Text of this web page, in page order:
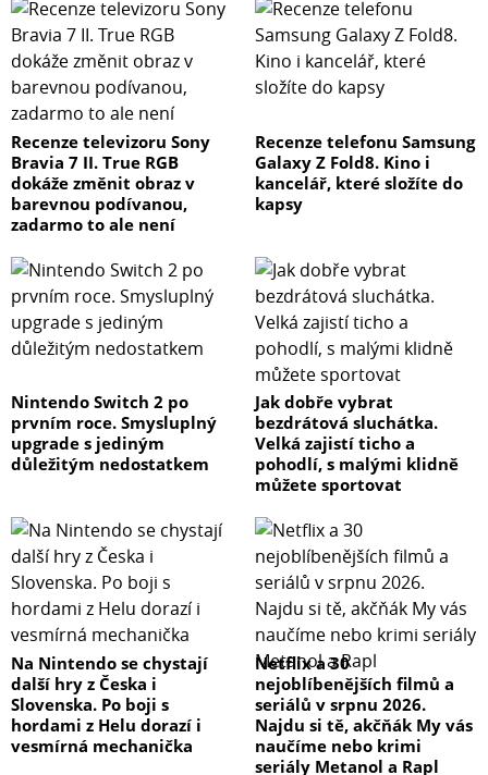
Recenze televizoru Sony
Bravia 7 II. True RGB
dokáže změnit obraz v
barevnou podívanou,
zadarmo to ale není
Recenze telefonu Samsung
Galaxy Z Fold8. Kino i
kancelář, které složíte do
kapsy
Nintendo Switch 2 po
prvním roce. Smysluplný
upgrade s jediným
důležitým nedostatkem
Jak dobře vybrat
bezdrátová sluchátka.
Velká zajistí ticho a
pohodlí, s malými klidně
můžete sportovat
Na Nintendo se chystají
další hry z Česka i
Slovenska. Po boji s
hordami z Helu dorazí i
vesmírná mechanička
Netflix a 30
nejoblíbenějších filmů a
seriálů v srpnu 2026.
Najdu si tě, akčňák My vás
naučíme nebo krimi
seriály Metanol a Rapl